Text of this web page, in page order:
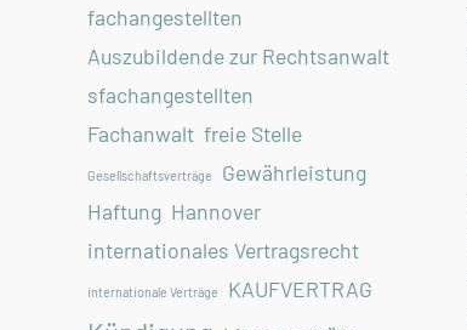
fachangestellten
Auszubildende zur Rechtsanwalt
sfachangestellten
Fachanwalt freie Stelle
Gesellschaftsverträge
Gewährleistung
Haftung Hannover
internationales Vertragsrecht
internationale Verträge KAUFVERTRAG